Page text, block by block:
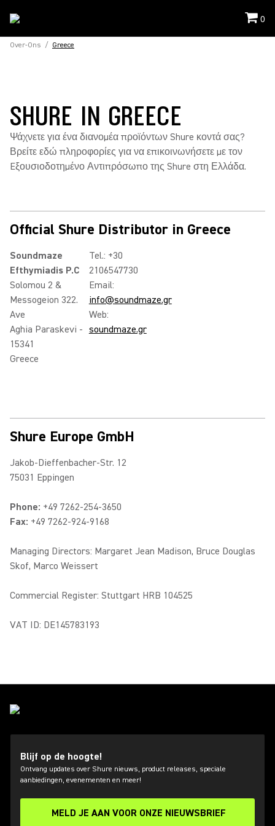
0
Over-Ons / Greece
SHURE IN GREECE
Ψάχνετε για ένα διανομέα προϊόντων Shure κοντά σας?
Βρείτε εδώ πληροφορίες για να επικοινωνήσετε με τον
Eξουσιοδοτημένο Αντιπρόσωπο της Shure στη Ελλάδα.
Official Shure Distributor in Greece
Soundmaze
Efthymiadis P.C
Solomou 2 &
Messogeion 322.
Ave
Aghia Paraskevi -
15341
Greece
Tel.: +30
2106547730
Email:
info@soundmaze.gr
Web:
soundmaze.gr
Shure Europe GmbH
Jakob-Dieffenbacher-Str. 12
75031 Eppingen
Phone: +49 7262-254-3650
Fax: +49 7262-924-9168
Managing Directors: Margaret Jean Madison, Bruce Douglas
Skof, Marco Weissert
Commercial Register: Stuttgart HRB 104525
VAT ID: DE145783193
Blijf op de hoogte!
Ontvang updates over Shure nieuws, product releases, speciale
aanbiedingen, evenementen en meer!
MELD JE AAN VOOR ONZE NIEUWSBRIEF